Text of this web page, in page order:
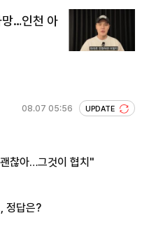
망…인천 아
08.07 05:56 UPDATE
찮아…그것이 협치"
정답은?